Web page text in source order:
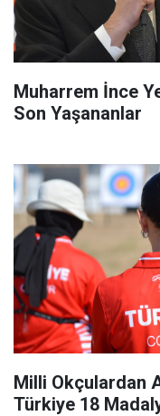
Muharrem İnce
Son Yaşananlar
Milli Okçulardan
Türkiye 18